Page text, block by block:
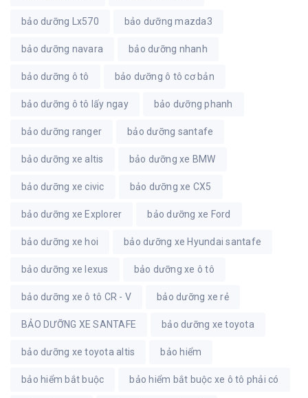
bảo dưỡng Lx570 bảo dưỡng mazda3
bảo dưỡng navara bảo dưỡng nhanh
bảo dưỡng ô tô bảo dưỡng ô tô cơ bản
bảo dưỡng ô tô lấy ngay bảo dưỡng phanh
bảo dưỡng ranger bảo dưỡng santafe
bảo dưỡng xe altis bảo dưỡng xe BMW
bảo dưỡng xe civic bảo dưỡng xe CX5
bảo dưỡng xe Explorer bảo dưỡng xe Ford
bảo dưỡng xe hoi bảo dưỡng xe Hyundai santafe
bảo dưỡng xe lexus bảo dưỡng xe ô tô
bảo dưỡng xe ô tô CR - V bảo dưỡng xe rẻ
BẢO DƯỠNG XE SANTAFE bảo dưỡng xe toyota
bảo dưỡng xe toyota altis bảo hiểm
bảo hiểm bắt buộc bảo hiểm bắt buộc xe ô tô phải có